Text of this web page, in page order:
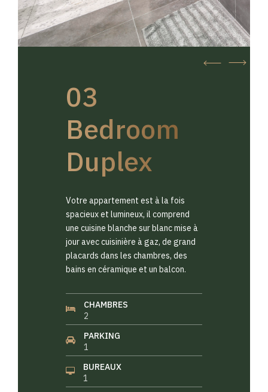
03
Bedroom
Duplex
Votre appartement est à la fois
spacieux et lumineux, il comprend
une cuisine blanche sur blanc mise à
jour avec cuisinière à gaz, de grand
placards dans les chambres, des
bains en céramique et un balcon.
CHAMBRES
2
PARKING
1
BUREAUX
1